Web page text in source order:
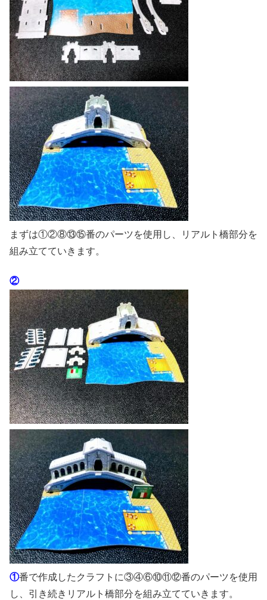
まずは①②⑧⑬⑮番のパーツを使用し、リアルト橋部分を
組み立てていきます。
②
①番で作成したクラフトに③④⑥⑩⑪⑫番のパーツを使用
し、引き続きリアルト橋部分を組み立てていきます。